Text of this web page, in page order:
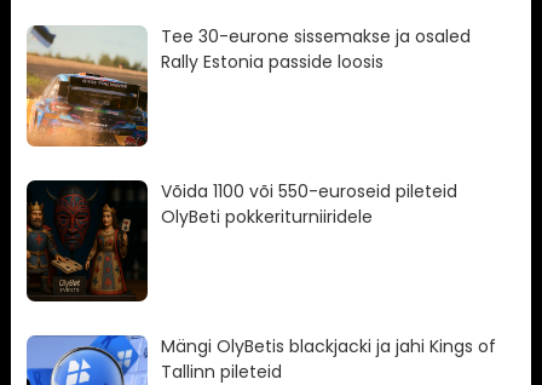
Tee 30-eurone sissemakse ja osaled
Rally Estonia passide loosis
Võida 1100 või 550-euroseid pileteid
OlyBeti pokkeriturniiridele
Mängi OlyBetis blackjacki ja jahi Kings of
Tallinn pileteid